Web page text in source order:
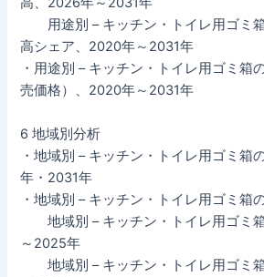
用途別 – キッチン・トイレ用ゴミ
高シェア、2020年～2031年
・用途別 – キッチン・トイレ用ゴミ箱
売価格）、2020年～2031年
6 地域別分析
・地域別 – キッチン・トイレ用ゴミ箱
年・2031年
・地域別 – キッチン・トイレ用ゴミ箱
地域別 – キッチン・トイレ用ゴミ
～2025年
地域別 – キッチン・トイレ用ゴミ